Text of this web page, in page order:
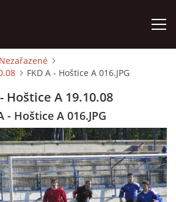
Nezařazené
FKD A - Hoštice A 016.JPG
Hoštice A 19.10.08
- Hoštice A 016.JPG